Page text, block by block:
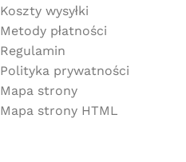
Koszty wysyłki
Metody płatności
Regulamin
Polityka prywatności
Mapa strony
Mapa strony HTML